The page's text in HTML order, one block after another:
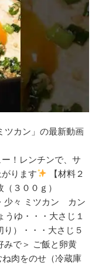
ツカン」の最新動画
！レンチンで、サ
ります
【材料２
３００ｇ）
少々 ミツカン カン
ゆ・・・大さじ１
）・・・大さじ５
みで＞ ご飯と卵黄
肉をのせ（冷蔵庫